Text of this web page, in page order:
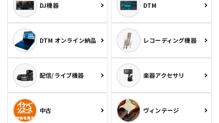
DJ機器 DTM
DTM オンライン納品 レコーディング機器
配信/ライブ機器 楽器アクセサリ
中古 ヴィンテージ